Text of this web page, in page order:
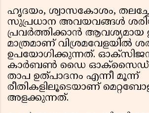
ഹൃദയം, ശ്വാസകോശം,
സുപ്രധാന അവയവങ്ങൾ
പ്രവർത്തിക്കാൻ
മാത്രമാണ് വിശ്രമവേളയിൽ
ഉപയോഗിക്കുന്നത്.
കാർബൺ ഡൈ ഓക്‌സൈഡ്
താപ ഉത്പാദനം എന്നീ മൂന്ന്
രീതികളിലൂടെയാണ്
അളക്കുന്നത്.